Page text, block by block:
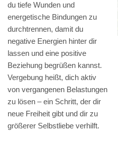
du tiefe Wunden und
energetische Bindungen zu
durchtrennen, damit du
negative Energien hinter dir
lassen und eine positive
Beziehung begrüßen kannst.
Vergebung heißt, dich aktiv
von vergangenen Belastungen
zu lösen – ein Schritt, der dir
neue Freiheit gibt und dir zu
größerer Selbstliebe verhilft.